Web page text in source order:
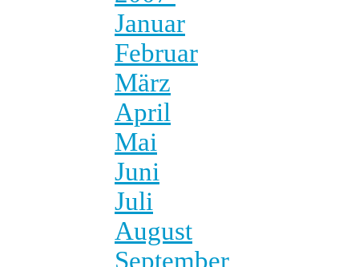
Januar
Februar
März
April
Mai
Juni
Juli
August
September